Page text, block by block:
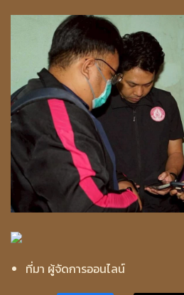
ที่มา ผู้จัดการออนไลน์